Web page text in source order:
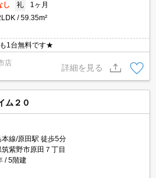
し 礼
1ヶ月
59.35m²
1台無料です★
店
詳細を見る
ム２０
本線/原田駅 徒歩5分
紫野市原田７丁目
5階建